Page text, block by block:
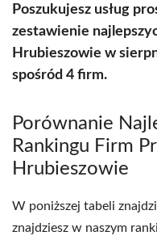
Poszukujesz usług
zestawienie
Hrubieszowie w
spośród 4 firm.
Porównanie
Rankingu Firm
Hrubieszowie
W poniższej tabeli
znajdziesz w naszym